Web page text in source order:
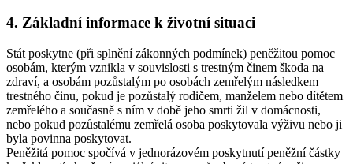
4. Základní informace k životní situaci
Stát poskytne (při splnění zákonných podmínek) peněžitou pomoc
osobám, kterým vznikla v souvislosti s trestným činem škoda na
zdraví, a osobám pozůstalým po osobách zemřelým následkem
trestného činu, pokud je pozůstalý rodičem, manželem nebo dítětem
zemřelého a současně s ním v době jeho smrti žil v domácnosti,
nebo pokud pozůstalému zemřelá osoba poskytovala výživu nebo ji
byla povinna poskytovat.
Peněžitá pomoc spočívá v jednorázovém poskytnutí peněžní částky